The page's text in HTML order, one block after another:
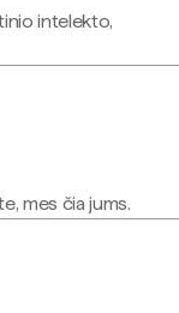
intelekto,
mes čia jums.